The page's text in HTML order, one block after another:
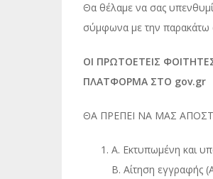
Θα θέλαμε να σας
σύμφωνα με την παρακάτω
ΟΙ ΠΡΩΤΟΕΤΕΙΣ
ΠΛΑΤΦΟΡΜΑ ΣΤΟ gov.gr
ΘΑ ΠΡΕΠΕΙ ΝΑ ΜΑΣ
Α. Εκτυπωμένη και
Β. Αίτηση εγγραφής